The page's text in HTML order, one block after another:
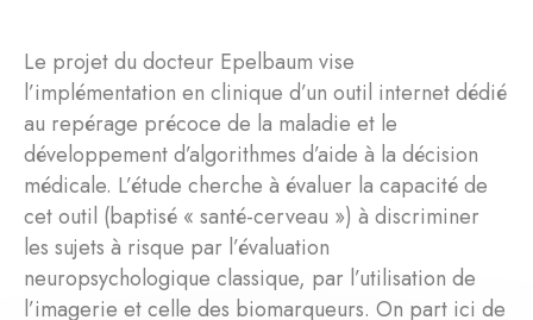
Le projet du docteur Epelbaum vise
l’implémentation en clinique d’un outil internet dédié
au repérage précoce de la maladie et le
développement d’algorithmes d’aide à la décision
médicale. L’étude cherche à évaluer la capacité de
cet outil (baptisé « santé-cerveau ») à discriminer
les sujets à risque par l’évaluation
neuropsychologique classique, par l’utilisation de
l’imagerie et celle des biomarqueurs. On part ici de